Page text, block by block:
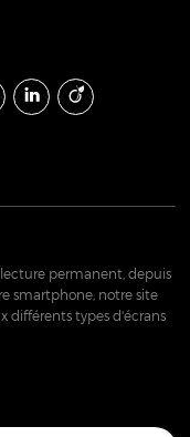
permanent, depuis
smartphone, notre site
différents types d'écrans